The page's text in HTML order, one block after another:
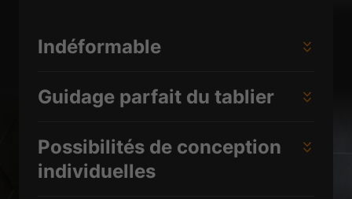
Indéformable
Guidage parfait du tablier
Possibilités de conception
individuelles
Politique de confidentialité